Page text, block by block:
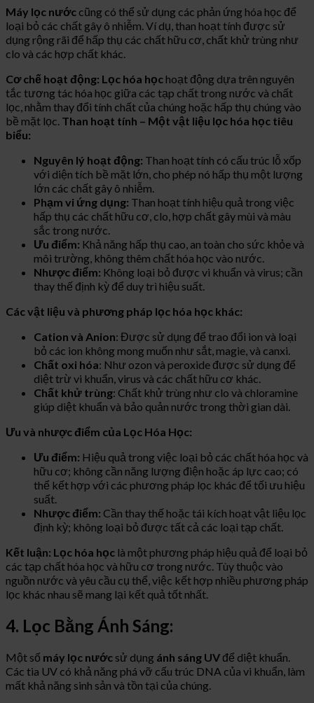
Máy lọc nước cũng có thể sử dụng các phản ứng hóa học để
loại bỏ các chất gây ô nhiễm. Ví dụ, than hoạt tính được sử
dụng rộng rãi để hấp thụ các chất hữu cơ, chất khử trùng như
clo và các hợp chất khác.
Cơ chế hoạt động: Lọc hóa học hoạt động dựa trên nguyên
tắc tương tác hóa học giữa các tạp chất trong nước và chất
lọc, nhằm thay đổi tính chất của chúng hoặc hấp thụ chúng vào
bề mặt lọc. Than hoạt tính – Một vật liệu lọc hóa học tiêu
biểu:
Nguyên lý hoạt động: Than hoạt tính có cấu trúc lỗ xốp
với diện tích bề mặt lớn, cho phép nó hấp thụ một lượng
lớn các chất gây ô nhiễm.
Phạm vi ứng dụng: Than hoạt tính hiệu quả trong việc
hấp thụ các chất hữu cơ, clo, hợp chất gây mùi và màu
sắc trong nước.
Ưu điểm: Khả năng hấp thụ cao, an toàn cho sức khỏe và
môi trường, không thêm chất hóa học vào nước.
Nhược điểm: Không loại bỏ được vi khuẩn và virus; cần
thay thế định kỳ để duy trì hiệu suất.
Các vật liệu và phương pháp lọc hóa học khác:
Cation và Anion: Được sử dụng để trao đổi ion và loại
bỏ các ion không mong muốn như sắt, magie, và canxi.
Chất oxi hóa: Như ozon và peroxide được sử dụng để
diệt trừ vi khuẩn, virus và các chất hữu cơ khác.
Chất khử trùng: Chất khử trùng như clo và chloramine
giúp diệt khuẩn và bảo quản nước trong thời gian dài.
Ưu và nhược điểm của Lọc Hóa Học:
Ưu điểm: Hiệu quả trong việc loại bỏ các chất hóa học và
hữu cơ; không cần năng lượng điện hoặc áp lực cao; có
thể kết hợp với các phương pháp lọc khác để tối ưu hiệu
suất.
Nhược điểm: Cần thay thế hoặc tái kích hoạt vật liệu lọc
định kỳ; không loại bỏ được tất cả các loại tạp chất.
Kết luận: Lọc hóa học là một phương pháp hiệu quả để loại bỏ
các tạp chất hóa học và hữu cơ trong nước. Tùy thuộc vào
nguồn nước và yêu cầu cụ thể, việc kết hợp nhiều phương pháp
lọc khác nhau sẽ mang lại kết quả tốt nhất.
4. Lọc Bằng Ánh Sáng:
Một số máy lọc nước sử dụng ánh sáng UV để diệt khuẩn.
Các tia UV có khả năng phá vỡ cấu trúc DNA của vi khuẩn, làm
mất khả năng sinh sản và tồn tại của chúng.